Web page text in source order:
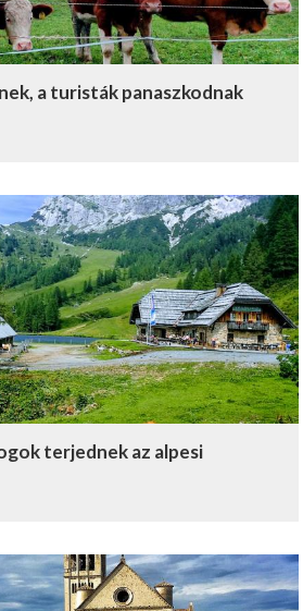
a turisták panaszkodnak
terjednek az alpesi